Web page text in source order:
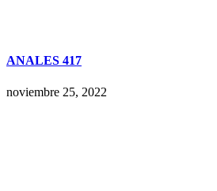
ANALES 417
noviembre 25, 2022